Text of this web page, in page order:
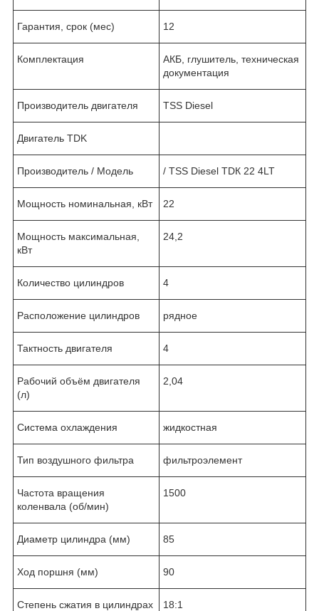
Гарантия, срок (мес) 12
Комплектация
АКБ, глушитель, техническая
документация
Производитель двигателя TSS Diesel
Двигатель TDK
Производитель / Модель / TSS Diesel TDК 22 4LT
Мощность номинальная, кВт 22
Мощность максимальная,
кВт
24,2
Количество цилиндров 4
Расположение цилиндров рядное
Тактность двигателя 4
Рабочий объём двигателя
(л)
2,04
Система охлаждения жидкостная
Тип воздушного фильтра фильтроэлемент
Частота вращения
коленвала (об/мин)
1500
Диаметр цилиндра (мм) 85
Ход поршня (мм) 90
Степень сжатия в цилиндрах 18:1